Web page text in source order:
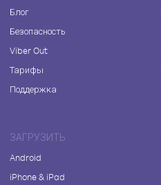
Блог
Безопасность
Viber Out
Тарифы
Поддержка
ЗАГРУЗИТЬ
Android
iPhone & iPad